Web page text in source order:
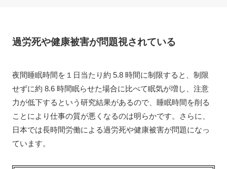
過労死や健康被害が問題視されている
夜間睡眠時間を１日当たり約 5.8 時間に制限すると、制限
せずに約 8.6 時間眠らせた場合に比べて眠気が増し、注意
力が低下するという研究結果があるので、睡眠時間を削る
ことにより仕事の質が悪くなるのは明らかです。さらに、
日本では長時間労働による過労死や健康被害が問題になっ
ています。